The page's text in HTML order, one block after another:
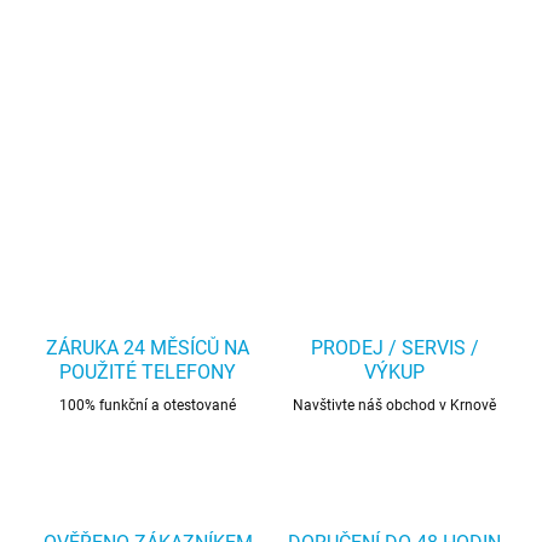
ZÁRUKA 24 MĚSÍCŮ NA
POUŽITÉ TELEFONY
100% funkční a otestované
PRODEJ / SERVIS /
VÝKUP
Navštivte náš obchod v Krnově